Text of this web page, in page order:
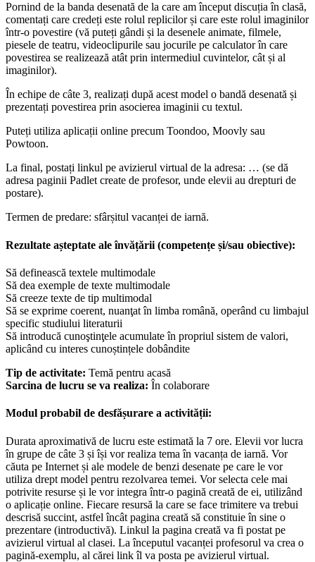
Pornind de la banda desenată de la care am început discuția în clasă,
comentați care credeți este rolul replicilor și care este rolul imaginilor
într-o povestire (vă puteți gândi și la desenele animate, filmele,
piesele de teatru, videoclipurile sau jocurile pe calculator în care
povestirea se realizează atât prin intermediul cuvintelor, cât și al
imaginilor).
În echipe de câte 3, realizați după acest model o bandă desenată și
prezentați povestirea prin asocierea imaginii cu textul.
Puteți utiliza aplicații online precum Toondoo, Moovly sau
Powtoon.
La final, postați linkul pe avizierul virtual de la adresa: … (se dă
adresa paginii Padlet create de profesor, unde elevii au drepturi de
postare).
Termen de predare: sfârșitul vacanței de iarnă.
Rezultate așteptate ale învățării (competențe și/sau obiective):
Să definească textele multimodale
Să dea exemple de texte multimodale
Să creeze texte de tip multimodal
Să se exprime coerent, nuanţat în limba română, operând cu limbajul
specific studiului literaturii
Să introducă cunoştinţele acumulate în propriul sistem de valori,
aplicând cu interes cunoștințele dobândite
Tip de activitate: Temă pentru acasă
Sarcina de lucru se va realiza: În colaborare
Modul probabil de desfășurare a activității:
Durata aproximativă de lucru este estimată la 7 ore. Elevii vor lucra
în grupe de câte 3 și își vor realiza tema în vacanța de iarnă. Vor
căuta pe Internet și ale modele de benzi desenate pe care le vor
utiliza drept model pentru rezolvarea temei. Vor selecta cele mai
potrivite resurse și le vor integra într-o pagină creată de ei, utilizând
o aplicație online. Fiecare resursă la care se face trimitere va trebui
descrisă succint, astfel încât pagina creată să constituie în sine o
prezentare (introductivă). Linkul la pagina creată va fi postat pe
avizierul virtual al clasei. La începutul vacanței profesorul va crea o
pagină-exemplu, al cărei link îl va posta pe avizierul virtual.